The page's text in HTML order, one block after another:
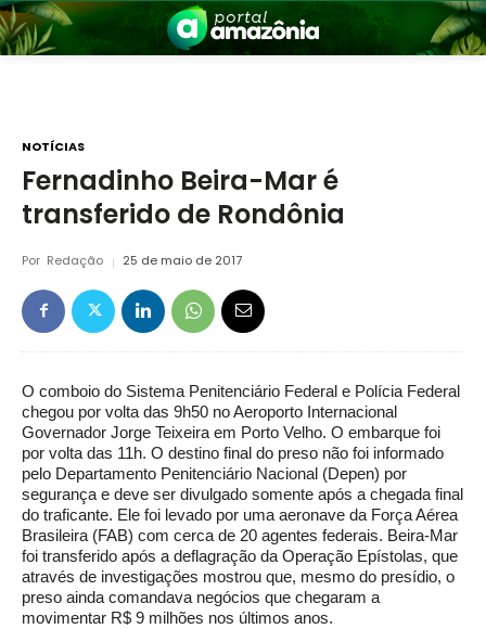
Amazônia
NOTÍCIAS
Fernadinho Beira-Mar é
transferido de Rondônia
Por Redação 25 de maio de 2017
O comboio do Sistema Penitenciário Federal e Polícia Federal
chegou por volta das 9h50 no Aeroporto Internacional
Governador Jorge Teixeira em Porto Velho. O embarque foi
por volta das 11h. O destino final do preso não foi informado
pelo Departamento Penitenciário Nacional (Depen) por
segurança e deve ser divulgado somente após a chegada final
do traficante. Ele foi levado por uma aeronave da Força Aérea
Brasileira (FAB) com cerca de 20 agentes federais. Beira-Mar
foi transferido após a deflagração da Operação Epístolas, que
através de investigações mostrou que, mesmo do presídio, o
preso ainda comandava negócios que chegaram a
movimentar R$ 9 milhões nos últimos anos.